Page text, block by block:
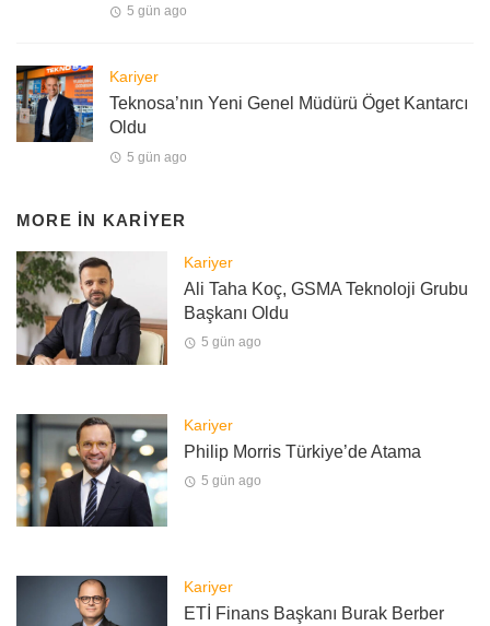
5 gün ago
Kariyer
Teknosa’nın Yeni Genel Müdürü Öget Kantarcı
Oldu
5 gün ago
MORE IN KARIYER
Kariyer
Ali Taha Koç, GSMA Teknoloji Grubu
Başkanı Oldu
5 gün ago
Kariyer
Philip Morris Türkiye’de Atama
5 gün ago
Kariyer
ETİ Finans Başkanı Burak Berber